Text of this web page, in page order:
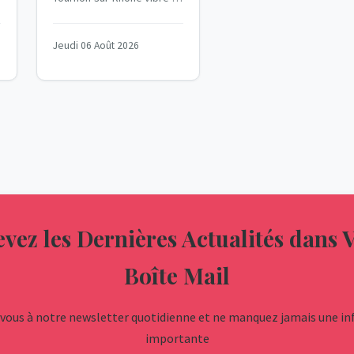
Tournon-sur-
Femmes a...
Jeudi 06 Août 2026
les Dernières Actualités dans
Boîte Mail
à notre newsletter quotidienne et ne manquez jamais une
importante